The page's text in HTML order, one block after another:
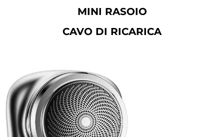
MINI RASOIO
CAVO DI RICARICA